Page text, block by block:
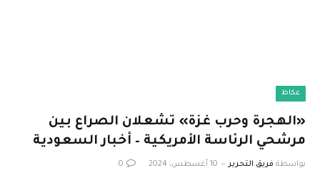
عكاظ
«الهجرة وحرب غزة» تشعلان الصراع بين
مرشحي الرئاسة الأمريكية – أخبار السعودية
بواسطة فريق التحرير 10 أغسطس، 2024 0